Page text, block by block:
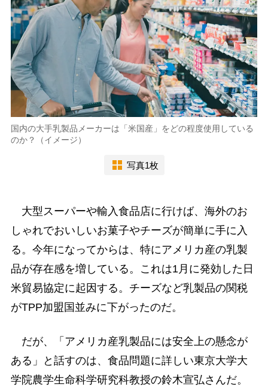
国内の大手乳製品メーカーは「米国産」をどの程度使用している
のか？（イメージ）
写真1枚
大型スーパーや輸入食品店に行けば、海外のお
しゃれでおいしいお菓子やチーズが簡単に手に入
る。今年になってからは、特にアメリカ産の乳製
品が存在感を増している。これは1月に発効した日
米貿易協定に起因する。チーズなど乳製品の関税
がTPP加盟国並みに下がったのだ。
だが、「アメリカ産乳製品には安全上の懸念が
ある」と話すのは、食品問題に詳しい東京大学大
学院農学生命科学研究科教授の鈴木宣弘さんだ。